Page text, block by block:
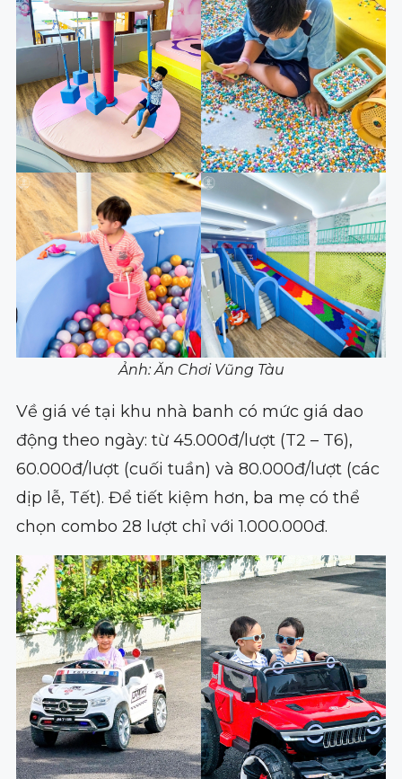
Ảnh: Ăn Chơi Vũng Tàu
Về giá vé tại khu nhà banh có mức giá dao
động theo ngày: từ 45.000đ/lượt (T2 – T6),
60.000đ/lượt (cuối tuần) và 80.000đ/lượt (các
dịp lễ, Tết). Để tiết kiệm hơn, ba mẹ có thể
chọn combo 28 lượt chỉ với 1.000.000đ.